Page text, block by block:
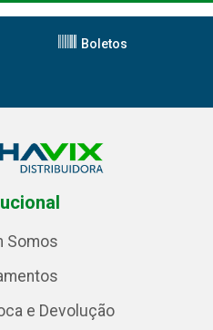
Boletos
Somos
e Devolução